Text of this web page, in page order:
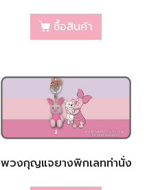
ซื้อสินค้า
พวงกุญแจยางพิกเลทท่านั่ง